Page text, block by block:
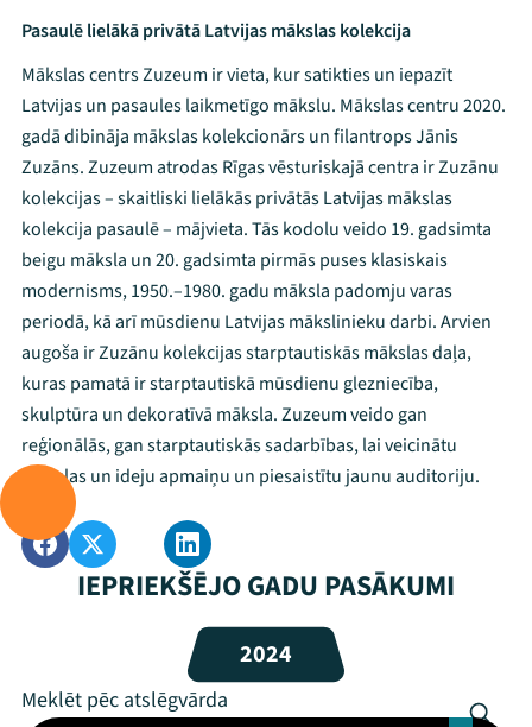
Pasaulē lielākā privātā Latvijas mākslas kolekcija
Mākslas centrs Zuzeum ir vieta, kur satikties un iepazīt
Latvijas un pasaules laikmetīgo mākslu. Mākslas centru 2020.
gadā dibināja mākslas kolekcionārs un filantrops Jānis
Zuzāns. Zuzeum atrodas Rīgas vēsturiskajā centra ir Zuzānu
kolekcijas – skaitliski lielākās privātās Latvijas mākslas
kolekcija pasaulē – mājvieta. Tās kodolu veido 19. gadsimta
beigu māksla un 20. gadsimta pirmās puses klasiskais
modernisms, 1950.–1980. gadu māksla padomju varas
periodā, kā arī mūsdienu Latvijas mākslinieku darbi. Arvien
augoša ir Zuzānu kolekcijas starptautiskās mākslas daļa,
kuras pamatā ir starptautiskā mūsdienu glezniecība,
skulptūra un dekoratīvā māksla. Zuzeum veido gan
reģionālās, gan starptautiskās sadarbības, lai veicinātu
mākslas un ideju apmaiņu un piesaistītu jaunu auditoriju.
IEPRIEKŠĒJO GADU PASĀKUMI
2024